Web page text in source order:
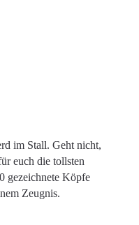
im Stall. Geht nicht,
euch die tollsten
gezeichnete Köpfe
Zeugnis.